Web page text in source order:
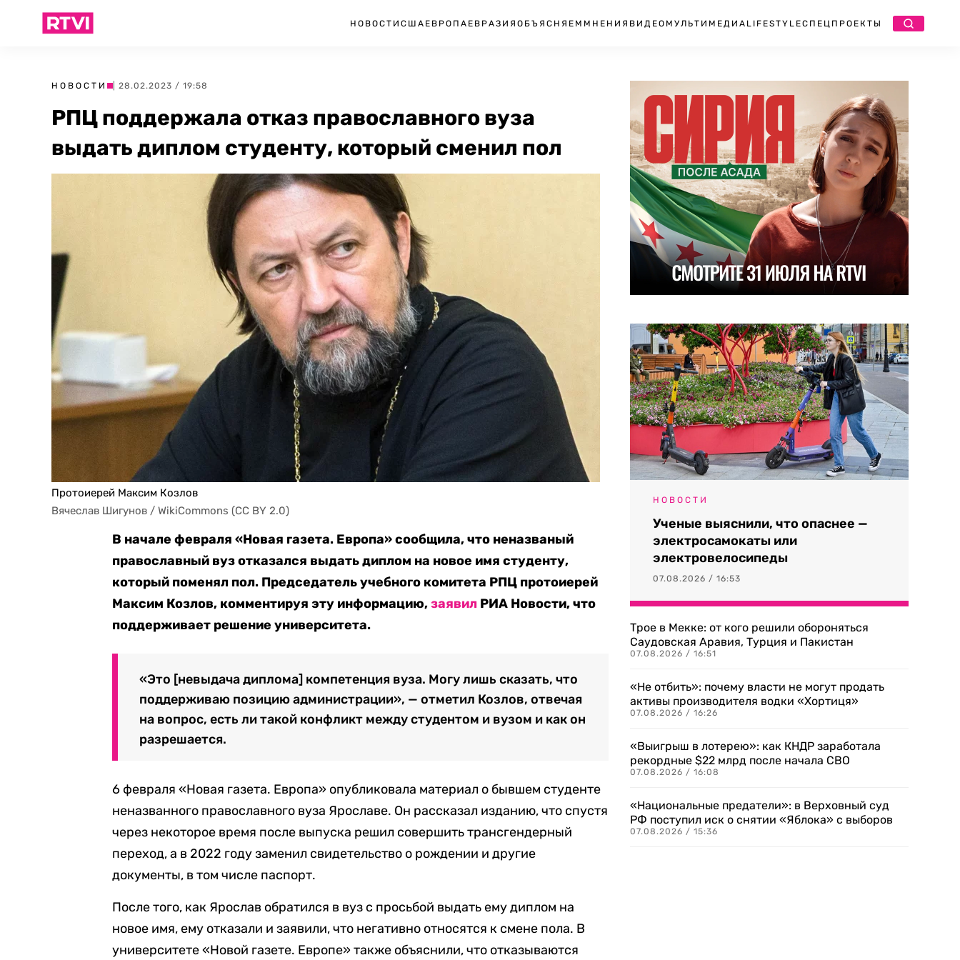
НОВОСТИ США ЕВРОПА ЕВРАЗИЯ ОБЪЯСНЯЕМ МНЕНИЯ ВИДЕО МУЛЬТИМЕДИА LIFESTYLEСПЕЦПРОЕКТЫ
НОВОСТИ | 28.02.2023 / 19:58
РПЦ поддержала отказ православного вуза
выдать диплом студенту, который сменил пол
Протоиерей Максим Козлов
Вячеслав Шигунов / WikiCommons (CC BY 2.0)
В начале февраля «Новая газета. Европа» сообщила, что неназваный
православный вуз отказался выдать диплом на новое имя студенту,
который поменял пол. Председатель учебного комитета РПЦ протоиерей
Максим Козлов, комментируя эту информацию,заявил РИА Новости, что
поддерживает решение университета.
«Это [невыдача диплома] компетенция вуза. Могу лишь сказать, что
поддерживаю позицию администрации», — отметил Козлов, отвечая
на вопрос, есть ли такой конфликт между студентом и вузом и как он
разрешается.
6 февраля «Новая газета. Европа» опубликовала материал о бывшем студенте
неназванного православного вуза Ярославе. Он рассказал изданию, что спустя
через некоторое время после выпуска решил совершить трансгендерный
переход, а в 2022 году заменил свидетельство о рождении и другие
документы, в том числе паспорт.
После того, как Ярослав обратился в вуз с просьбой выдать ему диплом на
новое имя, ему отказали и заявили, что негативно относятся к смене пола. В
университете «Новой газете. Европе» также объяснили, что отказываются
НОВОСТИ
Ученые выяснили, что опаснее —
электросамокаты или
электровелосипеды
07.08.2026 / 16:53
Трое в Мекке: от кого решили обороняться
Саудовская Аравия, Турция и Пакистан
07.08.2026 / 16:51
«Не отбить»: почему власти не могут продать
активы производителя водки «Хортиця»
07.08.2026 / 16:26
«Выигрыш в лотерею»: как КНДР заработала
рекордные $22 млрд после начала СВО
07.08.2026 / 16:08
«Национальные предатели»: в Верховный суд
РФ поступил иск о снятии «Яблока» с выборов
07.08.2026 / 15:36